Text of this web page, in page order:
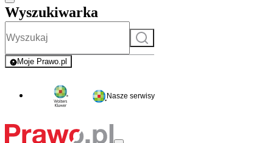
Wyszukiwarka
Szukaj
Moje Prawo.pl
- rejestracja i logowanie do serwisu
Nasze serwisy